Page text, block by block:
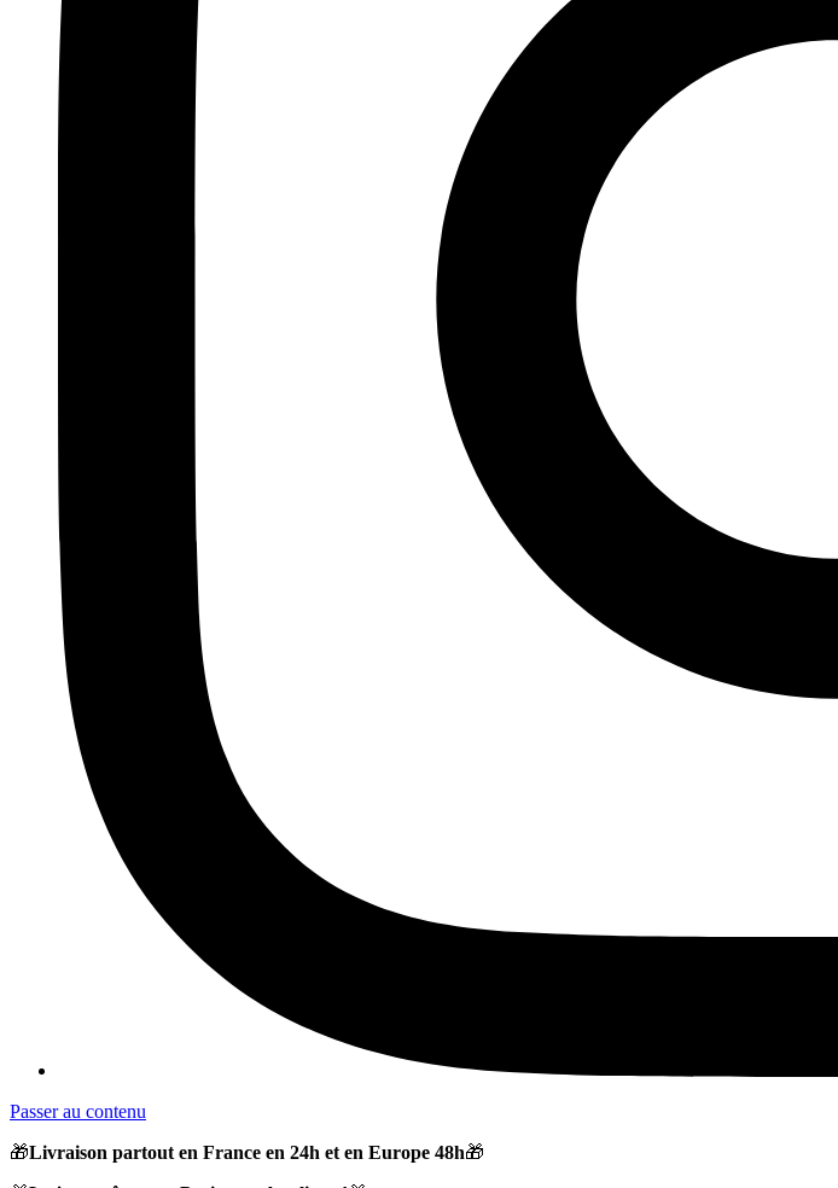
Passer au contenu
🎁Livraison partout en France en 24h et en Europe 48h🎁